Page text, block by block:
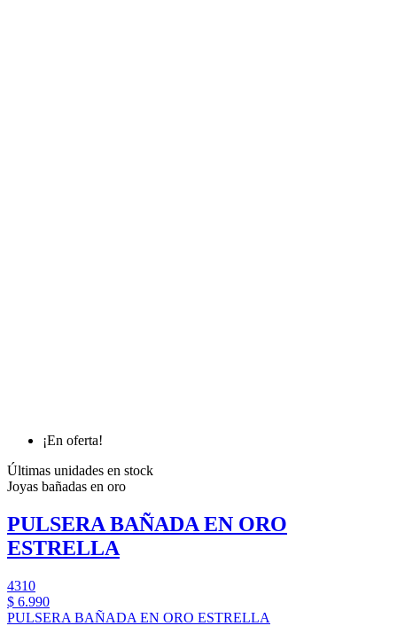
¡En oferta!
Últimas unidades en stock
Joyas bañadas en oro
PULSERA BAÑADA EN ORO
ESTRELLA
4310
$ 6.990
PULSERA BAÑADA EN ORO ESTRELLA